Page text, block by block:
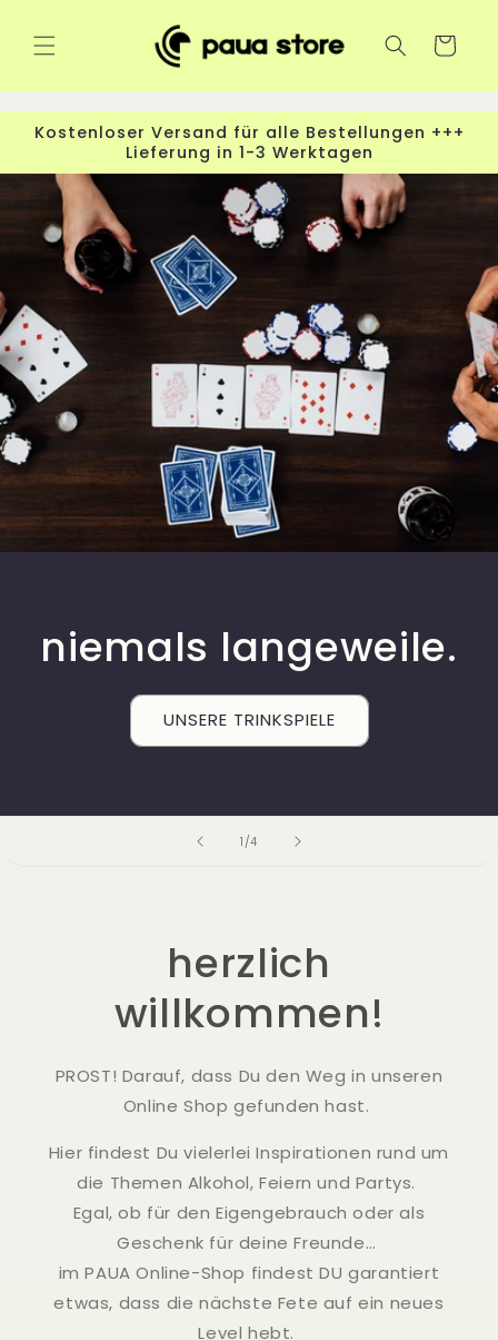
Inhalt
Warenkorb
Kostenloser Versand für alle Bestellungen +++
Lieferung in 1-3 Werktagen
niemals langeweile.
UNSERE TRINKSPIELE
1 /von
4
herzlich
willkommen!
PROST! Darauf, dass Du den Weg in unseren
Online Shop gefunden hast.
Hier findest Du vielerlei Inspirationen rund um
die Themen Alkohol, Feiern und Partys.
Egal, ob für den Eigengebrauch oder als
Geschenk für deine Freunde…
im PAUA Online-Shop findest DU garantiert
etwas, dass die nächste Fete auf ein neues
Level hebt.